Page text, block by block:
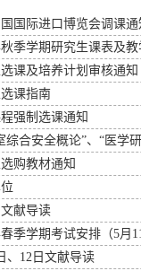
国际进口博览会调课通
秋季学期研究生课表及
课及培养计划审核通知
课指南
强制选课通知
综合安全概论”、“医学
购教材通知
献导读
春季学期考试安排（5月
、12日文献导读